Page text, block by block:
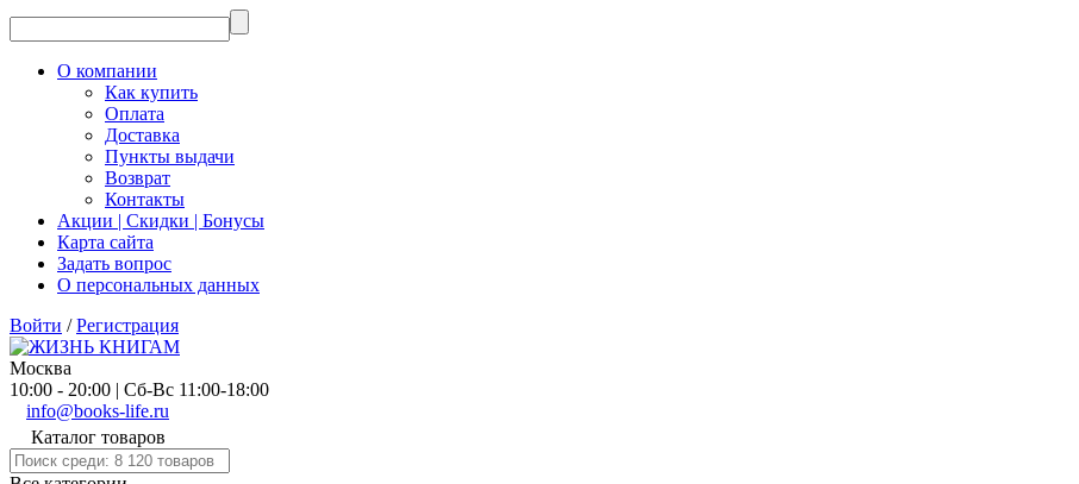
О компании
Как купить
Оплата
Доставка
Пункты выдачи
Возврат
Контакты
Акции | Скидки | Бонусы
Карта сайта
Задать вопрос
О персональных данных
Войти /Регистрация
Москва
10:00 - 20:00 | Сб-Вс 11:00-18:00
info@books-life.ru
Каталог товаров